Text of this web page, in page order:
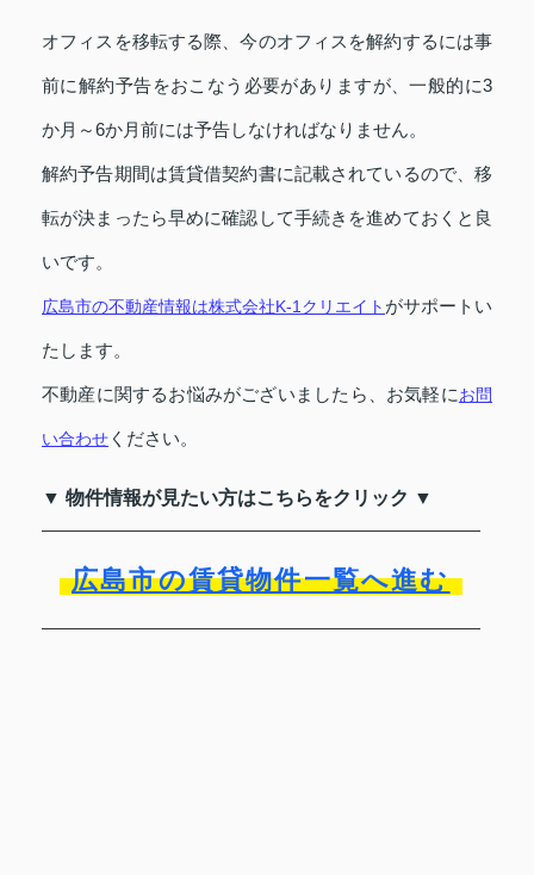
オフィスを移転する際、今のオフィスを解約するには事
前に解約予告をおこなう必要がありますが、一般的に3
か月～6か月前には予告しなければなりません。
解約予告期間は賃貸借契約書に記載されているので、移
転が決まったら早めに確認して手続きを進めておくと良
いです。
広島市の不動産情報は株式会社K-1クリエイト がサポートい
たします。
不動産に関するお悩みがございましたら、お気軽にお問
い合わせ ください。
▼ 物件情報が見たい方はこちらをクリック ▼
広島市の賃貸物件一覧へ進む